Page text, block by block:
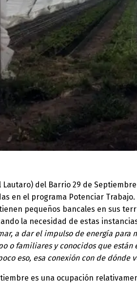
Lautaro) del Barrio 29 de
en el programa Potenciar
pequeños bancales en sus
la necesidad de estas
a dar el impulso de energía
o familiares y conocidos que están
eso, esa conexión con de dónde
es una ocupación